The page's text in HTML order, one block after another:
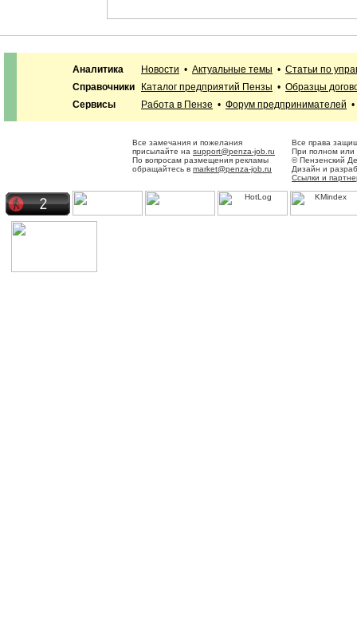
Аналитика Новости • Актуальные темы • Статьи по
Справочники
Каталог предприятий Пензы • Образцы
Сервисы
Работа в Пензе • Форум предпринимателей
Все замечания и пожелания
присылайте на support@penza-job.ru
По вопросам размещения рекламы
обращайтесь в market@penza-job.ru
Все права
При полном или
© Пензенский
Дизайн и
Ссылки и